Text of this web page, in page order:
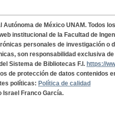
Autónoma de México UNAM. Todos
institucional de la Facultad de
personales de investigación o
son responsabilidad exclusiva
Sistema de Bibliotecas F.I. https://
de protección de datos contenidos
políticas: Política de calidad
Israel Franco García.